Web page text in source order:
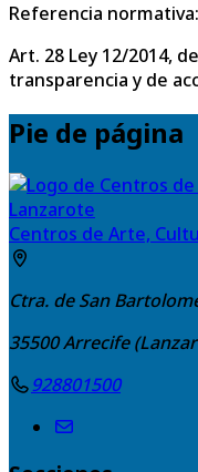
Referencia normativa:
Art. 28 Ley 12/2014,
transparencia y de
Pie de página
Centros de Arte,
Ctra. de San
35500Arrecife
928801500